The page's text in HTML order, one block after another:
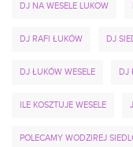
DJ NA WESELE LUKOW
DJ RAFI ŁUKÓW DJ
DJ ŁUKÓW WESELE DJ
ILE KOSZTUJE WESELE
POLECAMY WODZIREJ